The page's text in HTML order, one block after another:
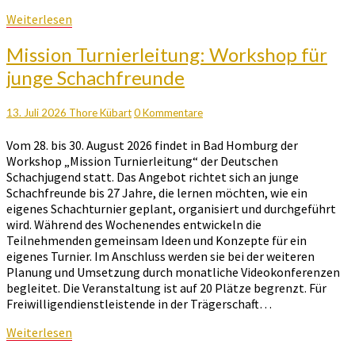
Weiterlesen
Mission
Turnierleitung:
Workshop
junge
Mission Turnierleitung: Workshop für
junge Schachfreunde
13. Juli 2026 Thore KübartKommentare
0 Kommentare
Vom 28. bis 30. August 2026 findet in Bad Homburg der
Workshop „Mission Turnierleitung“ der Deutschen
Schachjugend statt. Das Angebot richtet sich an junge
Schachfreunde bis 27 Jahre, die lernen möchten, wie ein
eigenes Schachturnier geplant, organisiert und durchgeführt
wird. Während des Wochenendes entwickeln die
Teilnehmenden gemeinsam Ideen und Konzepte für ein
eigenes Turnier. Im Anschluss werden sie bei der weiteren
Planung und Umsetzung durch monatliche Videokonferenzen
begleitet. Die Veranstaltung ist auf 20 Plätze begrenzt. Für
Freiwilligendienstleistende in der Trägerschaft…
Weiterlesen